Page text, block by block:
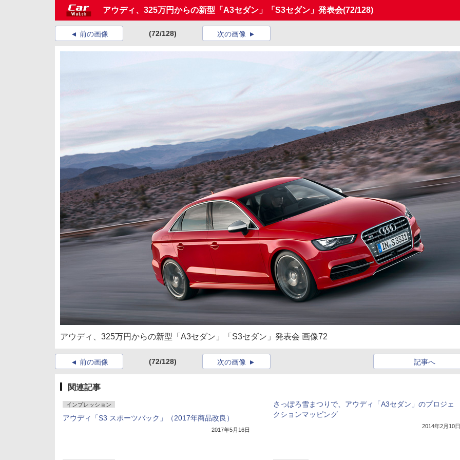
アウディ、325万円からの新型「A3セダン」「S3セダン」発表会(72/128)
前の画像 (72/128) 次の画像
アウディ、325万円からの新型「A3セダン」「S3セダン」発表会 画像72
前の画像 (72/128) 記事へ
次の画像
関連記事
インプレッション
アウディ「S3 スポーツバック」（2017年商品改良）
2017年5月16日
さっぽろ雪まつりで、アウディ「A3セダン」のプロジェ
クションマッピング
2014年2月10日